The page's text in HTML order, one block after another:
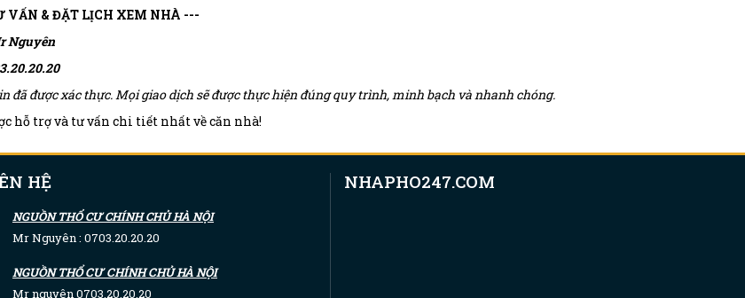
VẤN & ĐẶT LỊCH XEM NHÀ ---
Nguyên
đã được xác thực. Mọi giao dịch sẽ được thực hiện đúng quy trình, minh bạch và nhanh chóng.
hỗ trợ và tư vấn chi tiết nhất về căn nhà!
HỆ
NGUỒN THỔ CƯ CHÍNH CHỦ HÀ NỘI
Mr Nguyên : 0703.20.20.20
NGUỒN THỔ CƯ CHÍNH CHỦ HÀ NỘI
Mr nguyên 0703.20.20.20
NHAPHO247.COM